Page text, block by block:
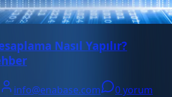
Nasıl Yapılır?
info@enabase.com
0 yorum